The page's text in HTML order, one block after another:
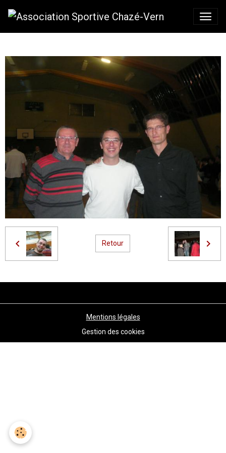
Retour
Mentions légales
Gestion des cookies